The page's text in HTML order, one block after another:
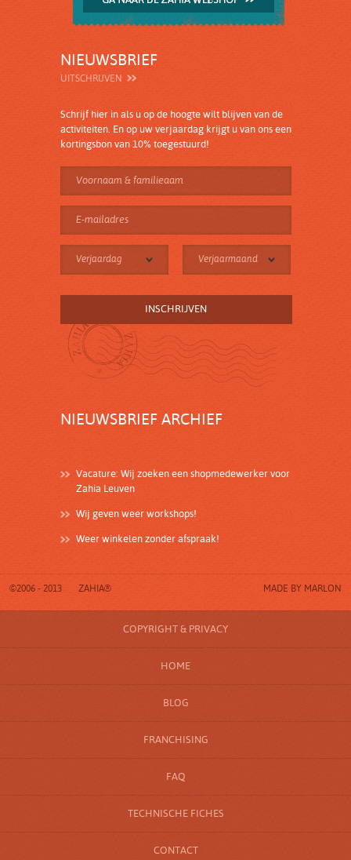
NIEUWSBRIEF
UITSCHRIJVEN
Schrijf hier in als u op de hoogte wilt blijven van de
activiteiten. En op uw verjaardag krijgt u van ons een
kortingsbon van 10% toegestuurd!
Verjaardag Verjaarmaand
NIEUWSBRIEF ARCHIEF
Vacature: Wij zoeken een shopmedewerker voor
Zahia Leuven
Wij geven weer workshops!
Weer winkelen zonder afspraak!
©2006 - 2013 ZAHIA® MADE BY MARLON
COPYRIGHT & PRIVACY
HOME
BLOG
FRANCHISING
FAQ
TECHNISCHE FICHES
CONTACT